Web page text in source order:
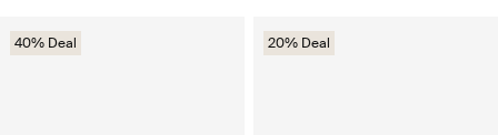
40% Deal 20% Deal